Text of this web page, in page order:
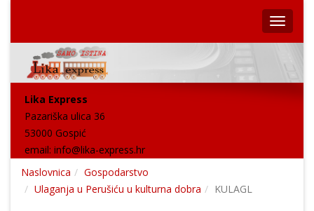
Lika Express
Pazariška ulica 36
53000 Gospić
email: info@lika-express.hr
Naslovnica
Gospodarstvo
Ulaganja u Perušiću u kulturna dobra
KULAGL